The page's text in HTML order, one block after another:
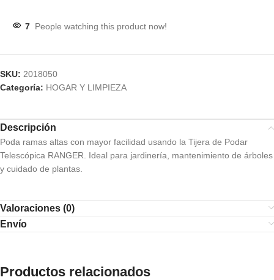
7 People watching this product now!
SKU: 2018050
Categoría: HOGAR Y LIMPIEZA
Descripción
Poda ramas altas con mayor facilidad usando la Tijera de Podar
Telescópica RANGER. Ideal para jardinería, mantenimiento de árboles
y cuidado de plantas.
Valoraciones (0)
Envío
Productos relacionados